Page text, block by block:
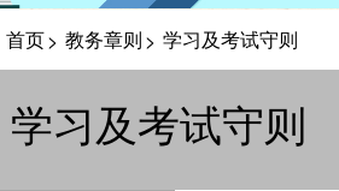
首页> 教务章则> 学习及考试守则
学习及考试守则